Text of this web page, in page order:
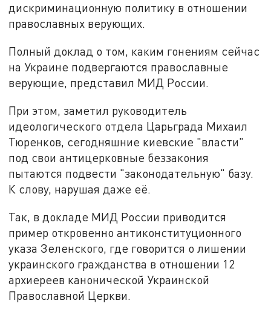
дискриминационную политику в отношении
православных верующих.
Полный доклад о том, каким гонениям сейчас
на Украине подвергаются православные
верующие, представил МИД России.
При этом, заметил руководитель
идеологического отдела Царьграда Михаил
Тюренков, сегодняшние киевские "власти"
под свои антицерковные беззакония
пытаются подвести "законодательную" базу.
К слову, нарушая даже её.
Так, в докладе МИД России приводится
пример откровенно антиконституционного
указа Зеленского, где говорится о лишении
украинского гражданства в отношении 12
архиереев канонической Украинской
Православной Церкви.